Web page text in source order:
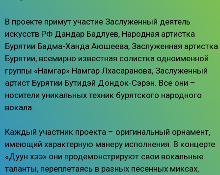
В проекте примут участие Заслуженный деятель
искусств РФ Дандар Бадлуев, Народная артистка
Бурятии Бадма-Ханда Аюшеева, Заслуженная артистка
Бурятии, всемирно известная солистка одноименной
группы «Намгар» Намгар Лхасаранова, Заслуженный
артист Бурятии Бутидэй Дондок-Сэрэн. Все они –
носители уникальных техник бурятского народного
вокала.
Каждый участник проекта – оригинальный орнамент,
имеющий характерную манеру исполнения. В концерте
«Дуун хээ» они продемонстрируют свои вокальные
таланты, переплетаясь в разных песенных миксах,